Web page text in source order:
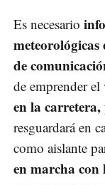
Es necesario
meteorológicas
de
de emprender el
en la carretera,
resguardará en
como aislante
en marcha con